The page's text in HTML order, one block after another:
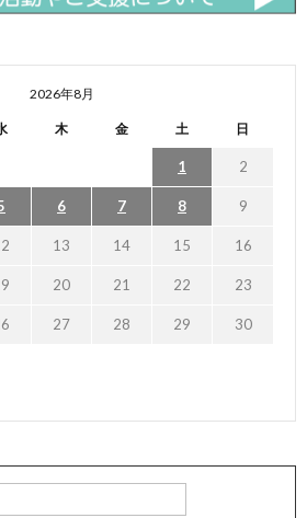
2026年8月
木 金 土 日
1 2
6 7 8 9
13 14 15 16
20 21 22 23
27 28 29 30